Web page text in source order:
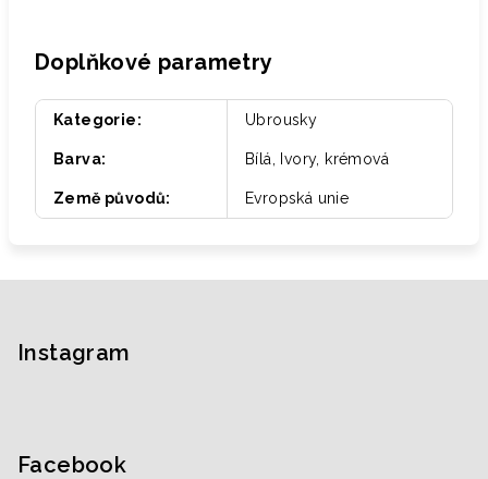
Doplňkové parametry
Kategorie: Ubrousky
Barva: Bílá, Ivory, krémová
Země původů: Evropská unie
Instagram
Facebook